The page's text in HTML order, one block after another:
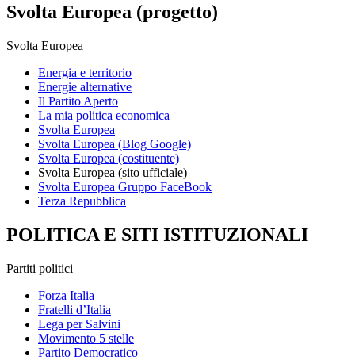
Svolta Europea (progetto)
Svolta Europea
Energia e territorio
Energie alternative
Il Partito Aperto
La mia politica economica
Svolta Europea
Svolta Europea (Blog Google)
Svolta Europea (costituente)
Svolta Europea (sito ufficiale)
Svolta Europea Gruppo FaceBook
Terza Repubblica
POLITICA E SITI ISTITUZIONALI
Partiti politici
Forza Italia
Fratelli d’Italia
Lega per Salvini
Movimento 5 stelle
Partito Democratico